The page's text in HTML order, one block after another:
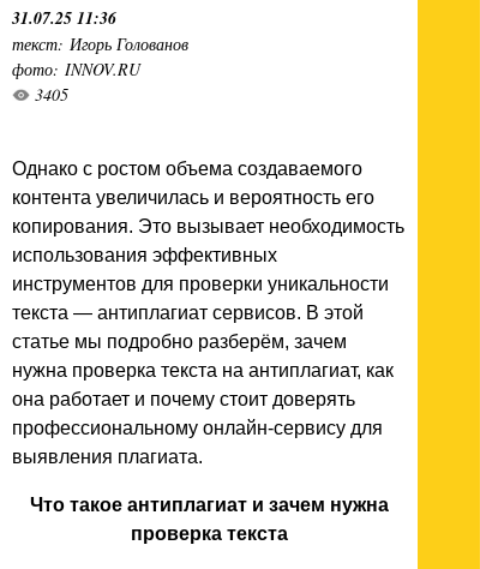
31.07.25 11:36
текст: Игорь Голованов
фото: INNOV.RU
3405
Однако с ростом объема создаваемого
контента увеличилась и вероятность его
копирования. Это вызывает необходимость
использования эффективных
инструментов для проверки уникальности
текста — антиплагиат сервисов. В этой
статье мы подробно разберём, зачем
нужна проверка текста на антиплагиат, как
она работает и почему стоит доверять
профессиональному онлайн-сервису для
выявления плагиата.
Что такое антиплагиат и зачем нужна
проверка текста